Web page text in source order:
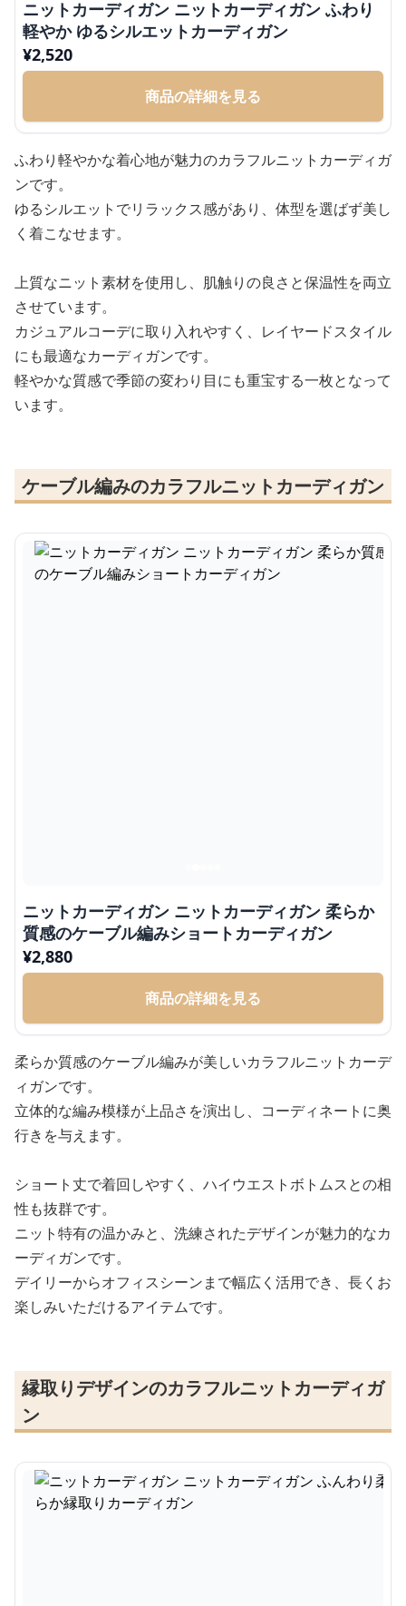
ニットカーディガン ニットカーディガン ふわり
軽やか ゆるシルエットカーディガン
¥2,520
商品の詳細を見る
ふわり軽やかな着心地が魅力のカラフルニットカーディガ
ンです。
ゆるシルエットでリラックス感があり、体型を選ばず美し
く着こなせます。
上質なニット素材を使用し、肌触りの良さと保温性を両立
させています。
カジュアルコーデに取り入れやすく、レイヤードスタイル
にも最適なカーディガンです。
軽やかな質感で季節の変わり目にも重宝する一枚となって
います。
ケーブル編みのカラフルニットカーディガン
ニットカーディガン ニットカーディガン 柔らか
質感のケーブル編みショートカーディガン
¥2,880
商品の詳細を見る
柔らか質感のケーブル編みが美しいカラフルニットカーデ
ィガンです。
立体的な編み模様が上品さを演出し、コーディネートに奥
行きを与えます。
ショート丈で着回しやすく、ハイウエストボトムスとの相
性も抜群です。
ニット特有の温かみと、洗練されたデザインが魅力的なカ
ーディガンです。
デイリーからオフィスシーンまで幅広く活用でき、長くお
楽しみいただけるアイテムです。
縁取りデザインのカラフルニットカーディガ
ン